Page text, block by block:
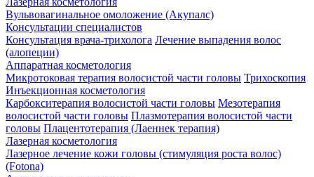
Вульвовагинальное омоложение (Акупалс)
Консультации специалистов
Консультация врача-трихолога Лечение выпадения волос
(алопеции)
Аппаратная косметология
Микротоковая терапия волосистой части головы Трихоскопия
Инъекционная косметология
Карбокситерапия волосистой части головы Мезотерапия
волосистой части головы Плазмотерапия волосистой части
головы Плацентотерапия (Лаеннек терапия)
Лазерная косметология
Лазерное лечение кожи головы (стимуляция роста волос)
(Fotona)